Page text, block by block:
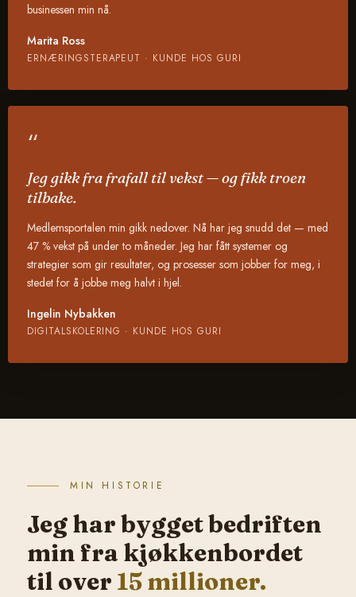
businessen min nå.
Marita Ross
ERNÆRINGSTERAPEUT · KUNDE HOS GURI
“
Jeg gikk fra frafall til vekst — og fikk troen
tilbake.
Medlemsportalen min gikk nedover. Nå har jeg snudd det — med
47 % vekst på under to måneder. Jeg har fått systemer og
strategier som gir resultater, og prosesser som jobber for meg, i
stedet for å jobbe meg halvt i hjel.
Ingelin Nybakken
DIGITALSKOLERING · KUNDE HOS GURI
MIN HISTORIE
Jeg har bygget bedriften
min fra kjøkkenbordet
til over 15 millioner.